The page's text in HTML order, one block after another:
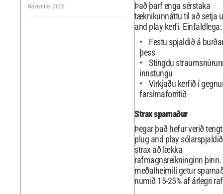
Nóvember 2025
Það þarf enga sérstaka
tæknikunnáttu til að setja
and play kerfi. Einfaldlega:
Festu spjaldið á
þess
Stingdu
innstungu
Virkjaðu kerfið í
farsímaforritið
Strax sparnaður
Þegar það hefur verið
plug and play
strax að lækka
rafmagnsreikninginn þinn.
meðalheimili getur
numið 15-25% af árlegri